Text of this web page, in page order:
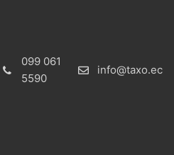
099 061
5590
info@taxo.ec